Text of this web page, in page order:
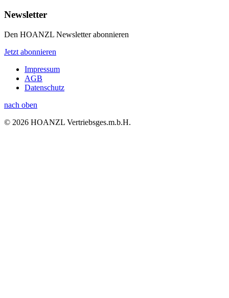
Newsletter
Den HOANZL Newsletter abonnieren
Jetzt abonnieren
Impressum
AGB
Datenschutz
nach oben
© 2026 HOANZL Vertriebsges.m.b.H.